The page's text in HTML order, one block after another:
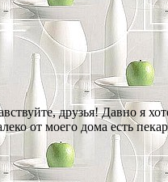
друзья! Давно я
от моего дома есть